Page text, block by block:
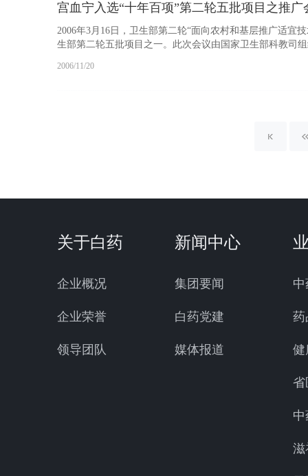
宫血宁入选“十年百项”第二轮五批项目之推广
2006年3月16日，卫生部第二轮“面向农村和基层推广适宜
生部第二轮五批项目之一。此次会议由国家卫生部科教司
2006/11/20
关于白药
企业概况
企业荣誉
领导团队
新闻中心
集团要闻
白药党建
媒体报道
药
健
省
滋